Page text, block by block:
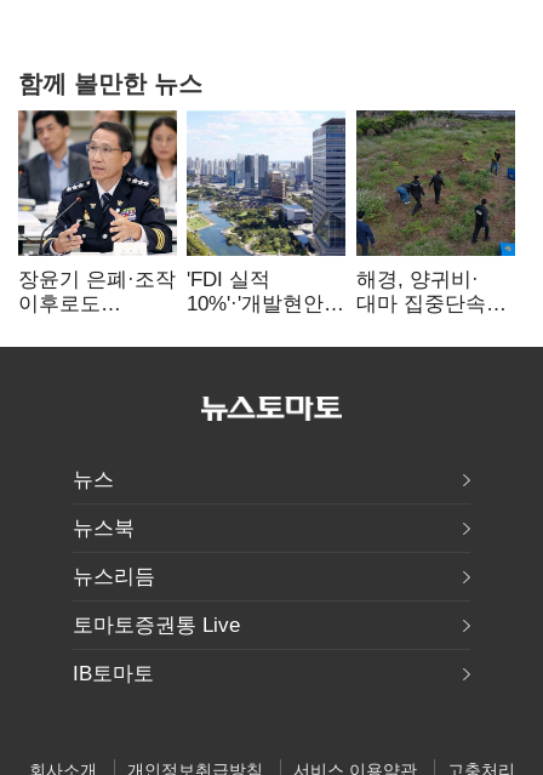
함께 볼만한 뉴스
장윤기 은폐·조작
이후로도
내부비위…경찰
'FDI 실적
10%'·'개발현안
인천경제청장
해경, 양귀비·
대마 집중단속…
249명 검거
뉴스
뉴스북
뉴스리듬
토마토증권통 Live
IB토마토
회사소개 개인정보취급방침 서비스 이용약관 고충처리